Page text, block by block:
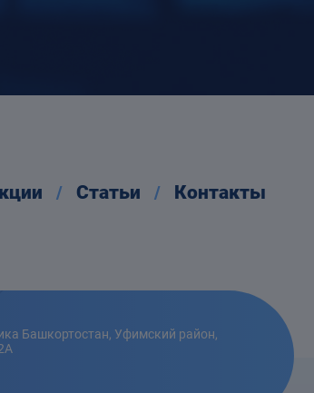
Статьи Контакты
Башкортостан, Уфимский район,